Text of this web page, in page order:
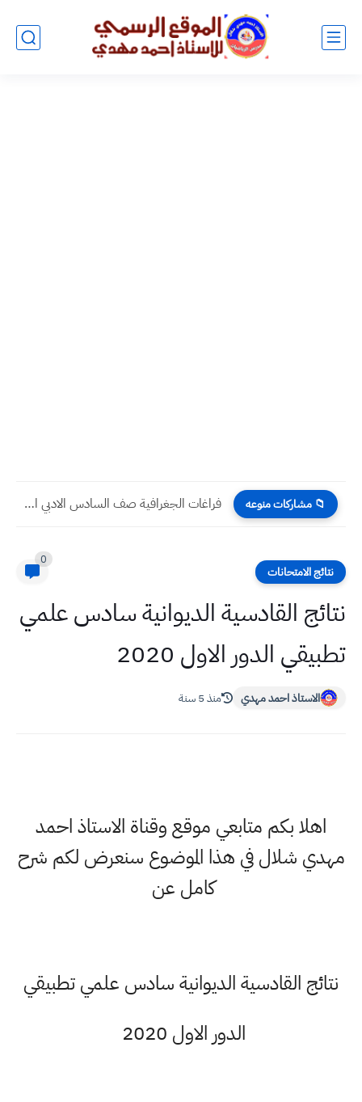
📁 مشاركات منوعه فراغات الجغرافية صف السادس الادبي الواردة في الامتحان الوزاري للسنوات...
نتائج الامتحانات
0
نتائج القادسية الديوانية سادس علمي
تطبيقي الدور الاول 2020
الاستاذ احمد مهدي منذ 5 سنة
اهلا بكم متابعي موقع وقناة الاستاذ احمد
مهدي شلال في هذا الموضوع سنعرض لكم شرح
كامل عن
نتائج القادسية الديوانية سادس علمي تطبيقي
الدور الاول 2020